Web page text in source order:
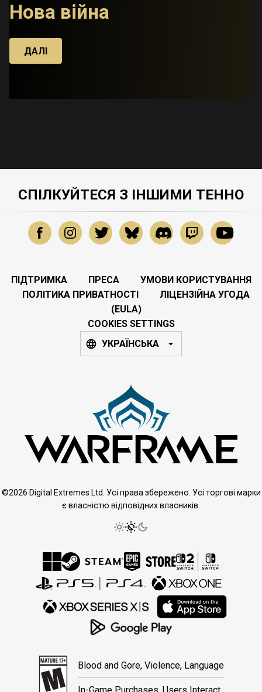
Нова війна
ДАЛІ
СПІЛКУЙТЕСЯ З ІНШИМИ ТЕННО
ПІДТРИМКА ПРЕСА
УМОВИ КОРИСТУВАННЯ
ПОЛІТИКА ПРИВАТНОСТІ
ЛІЦЕНЗІЙНА УГОДА
(EULA)
COOKIES SETTINGS
УКРАЇНСЬКА
©2026 Digital Extremes Ltd. Усі права збережено. Усі торгові марки
є власністю відповідних власників.
Blood and Gore, Violence, Language